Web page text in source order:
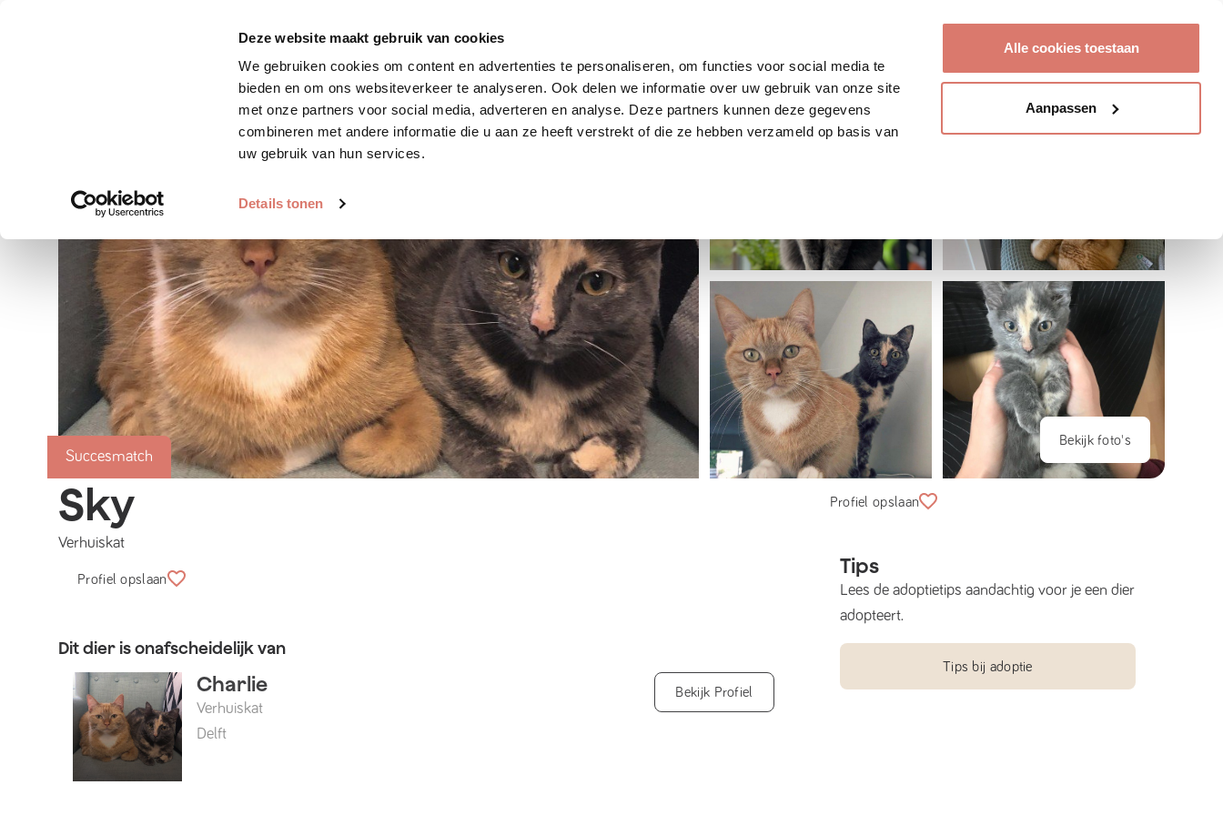
Deze website maakt gebruik van cookies
We gebruiken cookies om content en advertenties te personaliseren, om functies voor social media te
bieden en om ons websiteverkeer te analyseren. Ook delen we informatie over uw gebruik van onze site
met onze partners voor social media, adverteren en analyse. Deze partners kunnen deze gegevens
combineren met andere informatie die u aan ze heeft verstrekt of die ze hebben verzameld op basis van
uw gebruik van hun services.
Details tonen
Alle cookies toestaan
Aanpassen
Zoek huisdier Plaats huisdier Hoe werkt het?
Succesmatch
Bekijk foto's
Sky
Verhuiskat
Profiel opslaan
Dit dier is onafscheidelijk van
Charlie
Verhuiskat
Delft
Bekijk Profiel
Profiel opslaan
Tips
Lees de adoptietips aandachtig voor je een dier
adopteert.
Tips bij adoptie